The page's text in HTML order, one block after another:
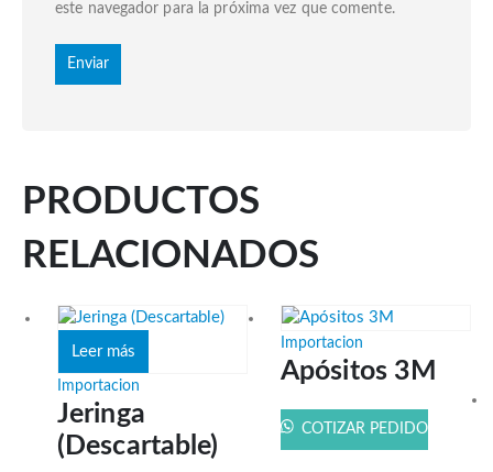
este navegador para la próxima vez que comente.
PRODUCTOS
RELACIONADOS
Leer más
Importacion
Jeringa
(Descartable)
Importacion
Apósitos 3M
COTIZAR PEDIDO